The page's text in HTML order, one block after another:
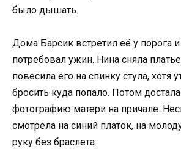
было дышать.
Дома Барсик встретил её у порога и
потребовал ужин. Нина сняла
повесила его на спинку стула, хотя
бросить куда попало. Потом
фотографию матери на причале.
смотрела на синий платок, на
руку без браслета.